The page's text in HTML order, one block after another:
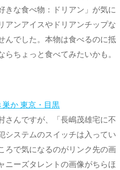
きな食べ物：ドリアン」が気に
アンアイスやドリアンチップな
んでした。本物は食べるのに抵
ちょっと食べてみたいかも。
か 東京・目黒
さんですが、「長嶋茂雄宅に不
システムのスイッチは入ってい
ろで気になるのがリンク先の画
ニーズタレントの画像がちらほ